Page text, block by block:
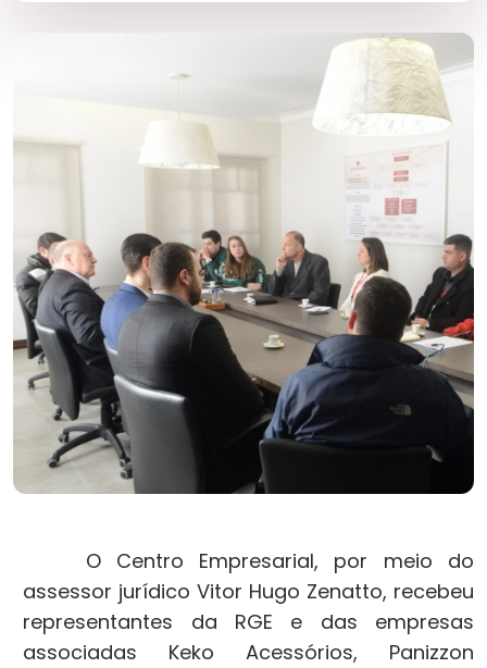
O Centro Empresarial, por meio do
assessor jurídico Vitor Hugo Zenatto, recebeu
representantes da RGE e das empresas
associadas Keko Acessórios, Panizzon